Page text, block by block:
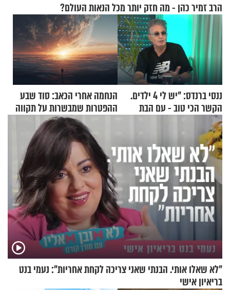
הרב זמיר כהן - מה חזק יותר מכל הנאות העולם?
ננסי ברנדס: "יש לי 4 ילדים.
הקשר הכי טוב - עם הבת
החרדית"
הנחמה אחרי הכאב: סוד שבע
ההפטרות שמבשרות על תקווה
"לא שאלו אותי. הבנתי שאני צריכה לקחת אחריות": נעמי בנט
בריאיון אישי